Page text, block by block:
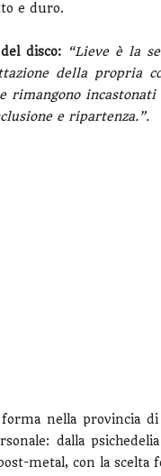
e duro.
disco:
“Lieve è la
della propria
rimangono
e ripartenza.”.
nella provincia
dalla
metal, con la